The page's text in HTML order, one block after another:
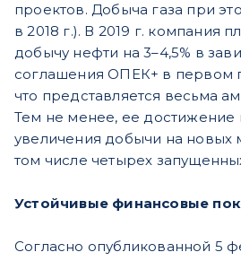
проектов. Добыча газа при
в 2018 г.). В 2019 г. компания
добычу нефти на 3–4,5% в
соглашения ОПЕК+ в первом
что представляется весьма
Тем не менее, ее достижение
увеличения добычи на новых
том числе четырех
Устойчивые финансовые
Согласно опубликованной 5